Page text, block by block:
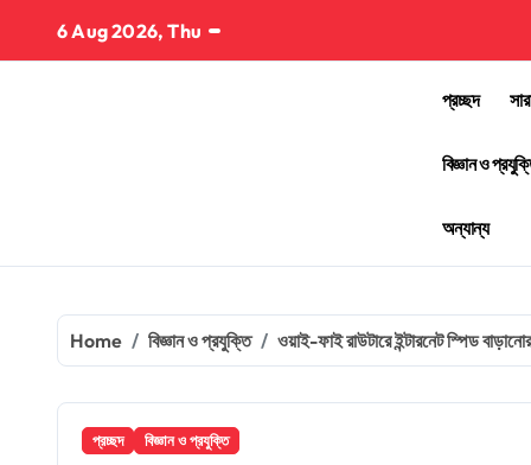
content
6 Aug 2026, Thu
প্রচ্ছদ
বিজ্ঞান ও
অন্যান্য
Home বিজ্ঞান ও প্রযুক্তি ওয়াই-ফাই রাউটারে ইন্টারনেট স্পিড
প্রচ্ছদ বিজ্ঞান ও প্রযুক্তি